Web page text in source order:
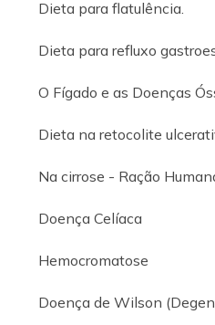
Dieta para flatulência.
Dieta para refluxo
O Fígado e as Doenças
Dieta na retocolite
Na cirrose - Ração
Doença Celíaca
Hemocromatose
Doença de Wilson